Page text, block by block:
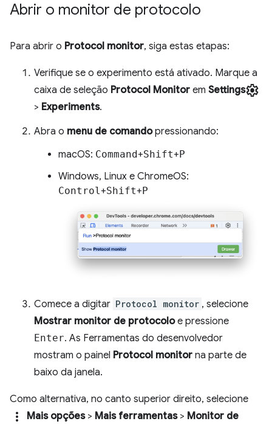
Abrir o monitor de protocolo
Para abrir o Protocol monitor, siga estas etapas:
Verifique se o experimento está ativado. Marque a
caixa de seleção Protocol Monitor em Settingssettings
> Experiments.
Abra o menu de comandopressionando:
macOS: Command+Shift+P
Windows, Linux e ChromeOS:
Control+Shift+P
Comece a digitar Protocol monitor , selecione
Mostrar monitor de protocoloe pressione
Enter. As Ferramentas do desenvolvedor
mostram o painel Protocol monitor na parte de
baixo da janela.
Como alternativa, no canto superior direito, selecione
more_vert Mais opções> Mais ferramentas> Monitor de